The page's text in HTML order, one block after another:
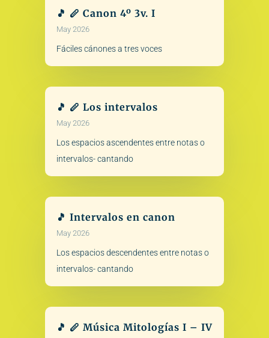
🎵 🪈 Canon 4º 3v. I
May 2026
Fáciles cánones a tres voces
🎵 🪈 Los intervalos
May 2026
Los espacios ascendentes entre notas o
intervalos- cantando
🎵 Intervalos en canon
May 2026
Los espacios descendentes entre notas o
intervalos- cantando
🎵 🪈 Música Mitologías I – IV